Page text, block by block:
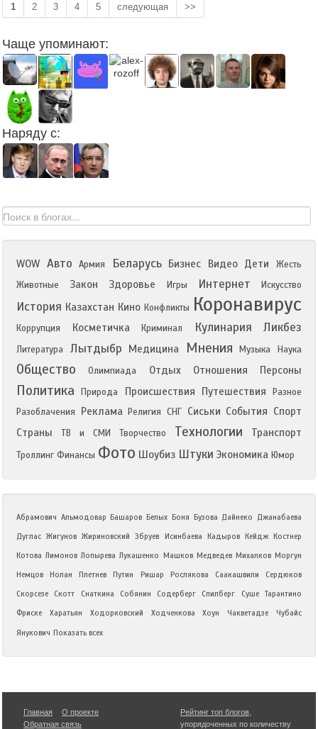
1 2 3 4 5 следующая >>
Чаще упоминают:
Наряду с:
WOW Авто Армия Беларусь Бизнес Видео Дети
Жесть
Животные
Закон Здоровье Игры Интернет Искусство
История Казахстан Кино Конфликты Коронавирус
Коррупция Косметичка Криминал Кулинария Ликбез
Литература Лытдыбр Медицина Мнения Музыка Наука
Общество Олимпиада Отдых Отношения Персоны
Политика Природа Происшествия Путешествия
Разное
Разоблачения
Реклама Религия СНГ Сиськи События Спорт
Страны
ТВ и СМИ Творчество Технологии Транспорт
Троллинг Финансы Фото Шоубиз Штуки Экономика Юмор
Абрамович Альмодовар Башаров Белых Боня Бузова Дайнеко Джанабаева
Дуглас Жигунов Жириновский Збруев Исинбаева Кадыров Кейдж Костнер
Котова Лимонов Лопырева Лукашенко Машков Медведев Михалков Моргун
Немцов
Нолан Плетнев Путин Ришар Рослякова Саакашвили
Сердюков
Скорсезе
Скотт Снаткина Собянин Содерберг Спилберг Суше Тарантино
Фриске
Харатьян Ходорковский Ходченкова Хоун Чакветадзе
Чубайс
Янукович Показать всех
Главная
О проекте
Обратная связь
Рейтинг топ блогов
упорядоченных по количеству